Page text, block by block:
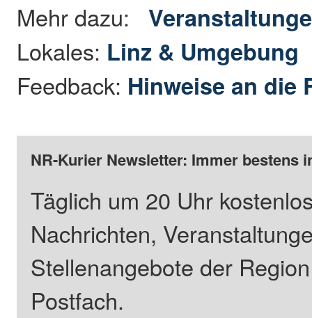
Mehr dazu:
Lokales: Linz & Umgebung
Feedback: Hinweise an die
NR-Kurier Newsletter: Immer bestens
Täglich um 20 Uhr
Nachrichten,
Stellenangebote der
Postfach.